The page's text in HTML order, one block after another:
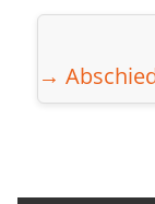
→